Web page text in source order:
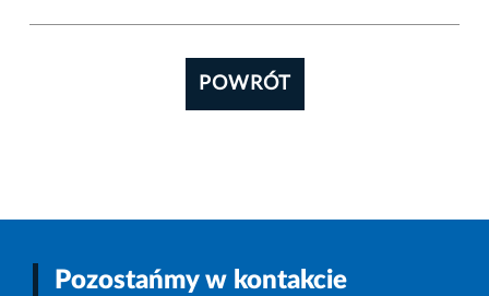
POWRÓT
Pozostańmy w kontakcie